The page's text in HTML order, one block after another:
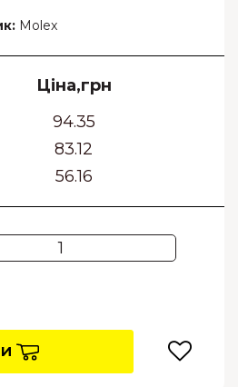
Molex
Ціна,грн
94.35
83.12
56.16